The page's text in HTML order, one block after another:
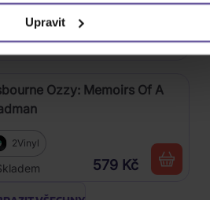
Upravit
Vinyl
759 Kč
Ozzy: Memoirs Of A
2Vinyl
579 Kč